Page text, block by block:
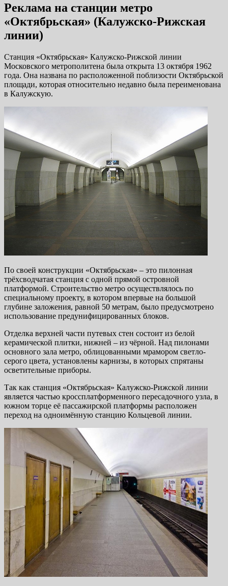
Реклама на станции метро
«Октябрьская» (Калужско-Рижская
линии)
Станция «Октябрьская» Калужско-Рижской линии
Московского метрополитена была открыта 13 октября 1962
года. Она названа по расположенной поблизости Октябрьской
площади, которая относительно недавно была переименована
в Калужскую.
По своей конструкции «Октябрьская» – это пилонная
трёхсводчатая станция с одной прямой островной
платформой. Строительство метро осуществлялось по
специальному проекту, в котором впервые на большой
глубине заложения, равной 50 метрам, было предусмотрено
использование предунифицированных блоков.
Отделка верхней части путевых стен состоит из белой
керамической плитки, нижней – из чёрной. Над пилонами
основного зала метро, облицованными мрамором светло-
серого цвета, установлены карнизы, в которых спрятаны
осветительные приборы.
Так как станция «Октябрьская» Калужско-Рижской линии
является частью кроссплатформенного пересадочного узла, в
южном торце её пассажирской платформы расположен
переход на одноимённую станцию Кольцевой линии.